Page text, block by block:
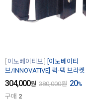
이노베이티브
[이노베이티
브/INNOVATIVE] 퀵-텍 브라켓
304,000원 380,000원 20%
구매 2